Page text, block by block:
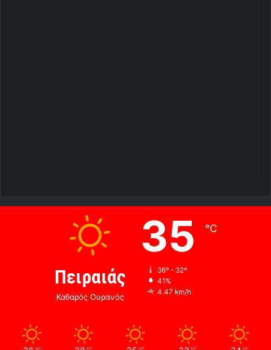
Πειραιάς
Καθαρός Ουρανός
35 ℃
36º - 32º
41%
4.47 km/h